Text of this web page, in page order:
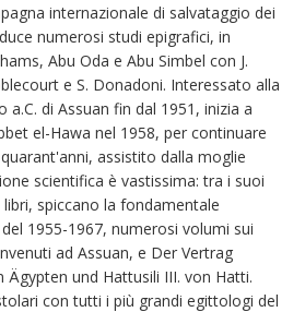
internazionale di salvataggio dei
numerosi studi epigrafici, in
Abu Oda e Abu Simbel con J.
e S. Donadoni. Interessato alla
a.C. di Assuan fin dal 1951, inizia a
el-Hawa nel 1958, per continuare
assistito dalla moglie
scientifica è vastissima: tra i suoi
spiccano la fondamentale
1955-1967, numerosi volumi sui
ad Assuan, e Der Vertrag
Ägypten und Hattusili III. von Hatti.
con tutti i più grandi egittologi del